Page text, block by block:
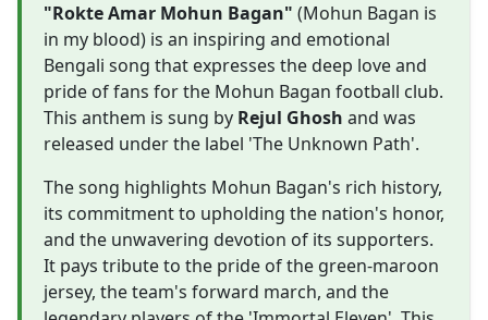
"Rokte Amar Mohun Bagan" (Mohun Bagan is
in my blood) is an inspiring and emotional
Bengali song that expresses the deep love and
pride of fans for the Mohun Bagan football club.
This anthem is sung by Rejul Ghosh and was
released under the label 'The Unknown Path'.
The song highlights Mohun Bagan's rich history,
its commitment to upholding the nation's honor,
and the unwavering devotion of its supporters.
It pays tribute to the pride of the green-maroon
jersey, the team's forward march, and the